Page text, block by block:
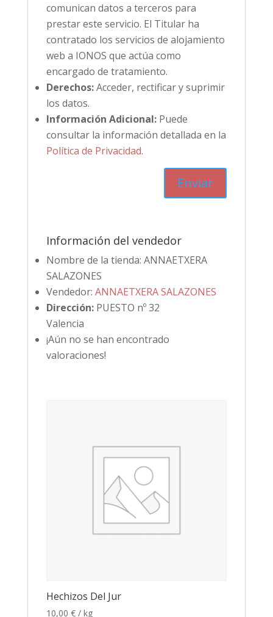
comunican datos a terceros para
prestar este servicio. El Titular ha
contratado los servicios de alojamiento
web a IONOS que actúa como
encargado de tratamiento.
Derechos:Acceder, rectificar y suprimir
los datos.
Información Adicional:Puede
consultar la información detallada en la
Política de Privacidad.
Información del vendedor
Nombre de la tienda: ANNAETXERA
SALAZONES
Vendedor: ANNAETXERA SALAZONES
Dirección: PUESTO nº 32
Valencia
¡Aún no se han encontrado
valoraciones!
Hechizos Del Jur
10,00 € / kg